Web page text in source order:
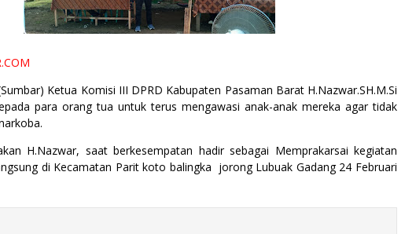
Ketua Komisi III DPRD Kabupaten Pasaman Barat H.Nazwar.SH.M.Si
para orang tua untuk terus mengawasi anak-anak mereka agar tidak
H.Nazwar, saat berkesempatan hadir sebagai Memprakarsai kegiatan
di Kecamatan Parit koto balingka jorong Lubuak Gadang 24 Februari